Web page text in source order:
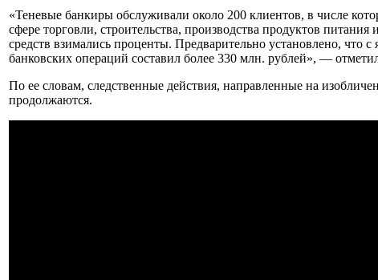
«Теневые банкиры обслуживали около 200 клиентов, в числе
сфере торговли, строительства, производства продуктов
средств взимались проценты. Предварительно установлено, что
банковских операций составил более 330 млн. рублей», —
По ее словам, следственные действия, направленные на
продолжаются.